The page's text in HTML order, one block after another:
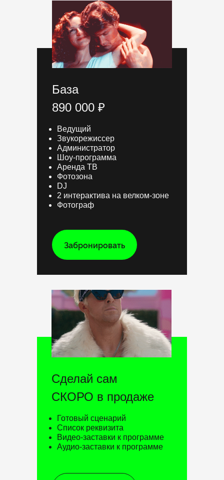
Сделай сам
База
890 000 ₽
Готовый сценарий
Список реквизита
Видео-заставки к программе
Аудио-заставки к программе
Ведущий
Звукорежиссер
Администратор
Шоу-программа
Аренда ТВ
Фотозона
DJ
2 интерактива на велком-зоне
Фотограф
Забронировать
СКОРО в продаже